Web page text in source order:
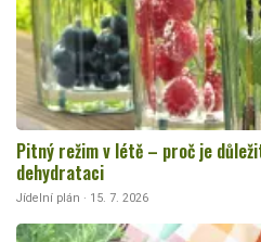
Pitný režim v létě – proč je
dehydrataci
Jídelní plán · 15. 7. 2026